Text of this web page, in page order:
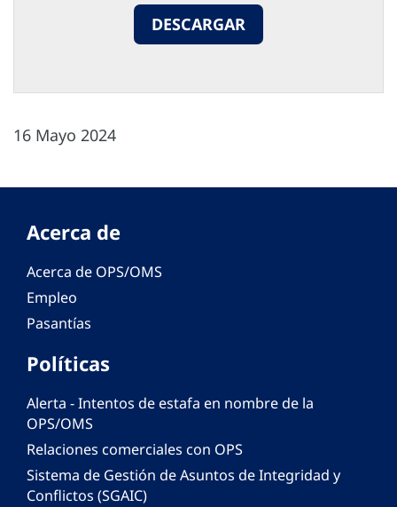
DESCARGAR
16 Mayo 2024
Acerca de
Acerca de OPS/OMS
Empleo
Pasantías
Políticas
Alerta - Intentos de estafa en nombre de la
OPS/OMS
Relaciones comerciales con OPS
Sistema de Gestión de Asuntos de Integridad y
Conflictos (SGAIC)